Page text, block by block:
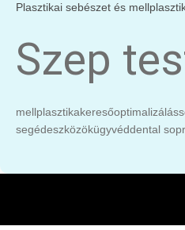
Plasztikai sebészet és
Szep
mellplasztikakeresőoptimalizálás
segédeszközökügyvéddental